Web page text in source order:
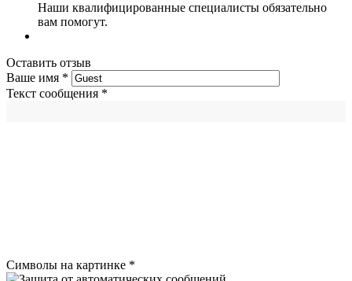
Наши квалифицированные специалисты обязательно
вам помогут.
Оставить отзыв
Ваше имя *
Текст сообщения *
Символы на картинке *